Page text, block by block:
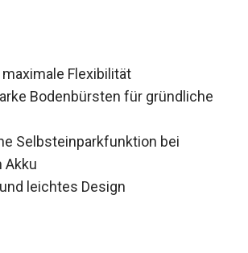
Flexibilität
Bodenbürsten für gründliche
Selbsteinparkfunktion bei
Akku
leichtes Design